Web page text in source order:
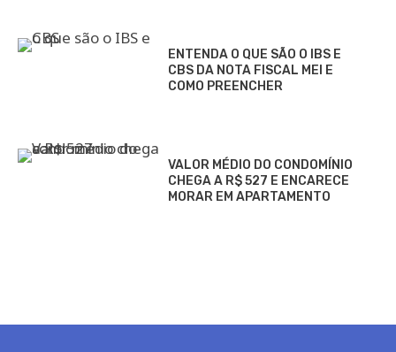
ENTENDA O QUE SÃO O IBS E
CBS DA NOTA FISCAL MEI E
COMO PREENCHER
VALOR MÉDIO DO CONDOMÍNIO
CHEGA A R$ 527 E ENCARECE
MORAR EM APARTAMENTO